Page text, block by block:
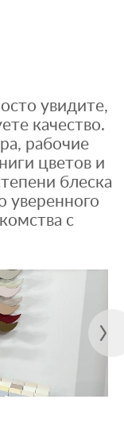
увидите,
качество.
рабочие
цветов и
блеска
уверенного
с